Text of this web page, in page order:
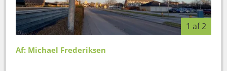
1 af 2
Af: Michael Frederiksen